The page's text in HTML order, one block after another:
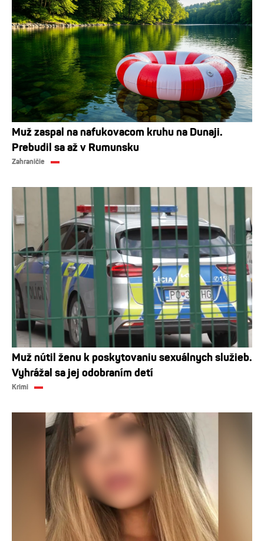
Muž zaspal na nafukovacom kruhu na Dunaji.
Prebudil sa až v Rumunsku
Zahraničie
Muž nútil ženu k poskytovaniu sexuálnych služieb.
Vyhrážal sa jej odobraním detí
Krimi